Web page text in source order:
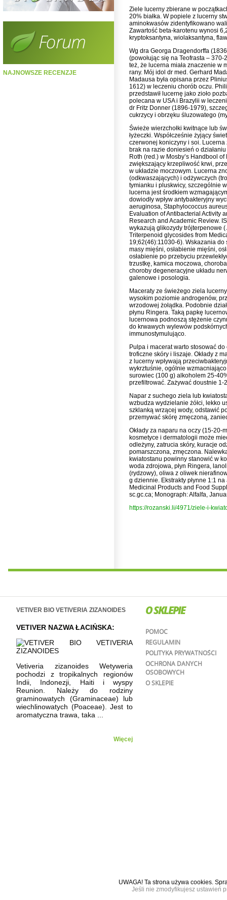
NAJNOWSZE RECENZJE
Ziele lucerny zbierane w
20% białka. W popiele z lucerny
aminokwasów zidentyfikowano
Zawartość beta-karotenu wynosi
kryptoksantyna, wiolaksantyna,
Wg dra Georga Dragendorffa
(powołując się na Teofrasta –
też, że lucerna miała znaczenie w
rany. Mój idol dr med. Gerhard
Madausa była opisana przez
1612) w leczeniu chorób oczu.
przedstawił lucernę jako zioło
polecana w USA i Brazylii w
dr Fritz Donner (1896-1979),
cukrzycy i obrzęku śluzowatego
Świeże wierzchołki kwitnące lub
łyżeczki. Współcześnie żyjący
czerwonej koniczyny i soi.
brak na razie doniesień o
Roth (red.) w Mosby’s Handbool
zwiększający krzepliwość krwi,
w układzie moczowym. Lucerna
(odkwaszających) i odżywczych
tymianku i pluskwicy, szczególnie
lucerna jest środkiem
dowiodły wpływ antybakteryjny
aeruginosa, Staphylococcus
Evaluation of Antibacterial Activity
Research and Academic Review.
wykazują glikozydy trójterpenowe (
Triterpenoid glycosides from
19;62(46):11030-6). Wskazania
masy mięśni, osłabienie mięśni,
osłabienie po przebyciu
trzustkę, kamica moczowa,
choroby degeneracyjne układu
galenowe i posologia.
Maceraty ze świeżego ziela
wysokim poziomie androgenów,
wrzodowej żołądka. Podobnie
płynu Ringera. Taką papkę
lucernowa podnoszą stężenie
do krwawych wylewów
immunostymulująco.
Pulpa i macerat warto stosować
troficzne skóry i liszaje. Okłady z
z lucerny wpływają
wykrztuśnie, ogólnie
surowiec (100 g) alkoholem 25-
przefiltrować. Zażywać doustnie 1-
Napar z suchego ziela lub
wzbudza wydzielanie żółci, lekko
szklanką wrzącej wody, odstawić
przemywać skórę zmęczoną,
Okłady za naparu na oczy (15-
kosmetyce i dermatologii może
odleżyny, zatrucia skóry, kuracje
pomarszczona, zmęczona.
kwiatostanu powinny stanowić w
woda zdrojowa, płyn Ringera,
(rydzowy), oliwa z oliwek
g dziennie. Ekstrakty płynne 1:1
Medicinal Products and Food
sc.gc.ca; Monograph: Alfalfa,
https://rozanski.li/4971/ziele-i-
VETIVER BIO VETIVERIA ZIZANOIDES
VETIVER NAZWA ŁACIŃSKA:
Vetiveria zizanoides Wetyweria
pochodzi z tropikalnych regionów
Indii, Indonezji, Haiti i wyspy
Reunion. Należy do rodziny
graminowatych (Graminaceae) lub
wiechlinowatych (Poaceae). Jest to
aromatyczna trawa, taka ...
Więcej
O SKLEPIE
POMOC
REGULAMIN
POLITYKA PRYWATNOŚCI
OCHRONA DANYCH
OSOBOWYCH
O SKLEPIE
UWAGA! Ta strona używa cookies.
Jeśli nie zmodyfikujesz ustawień